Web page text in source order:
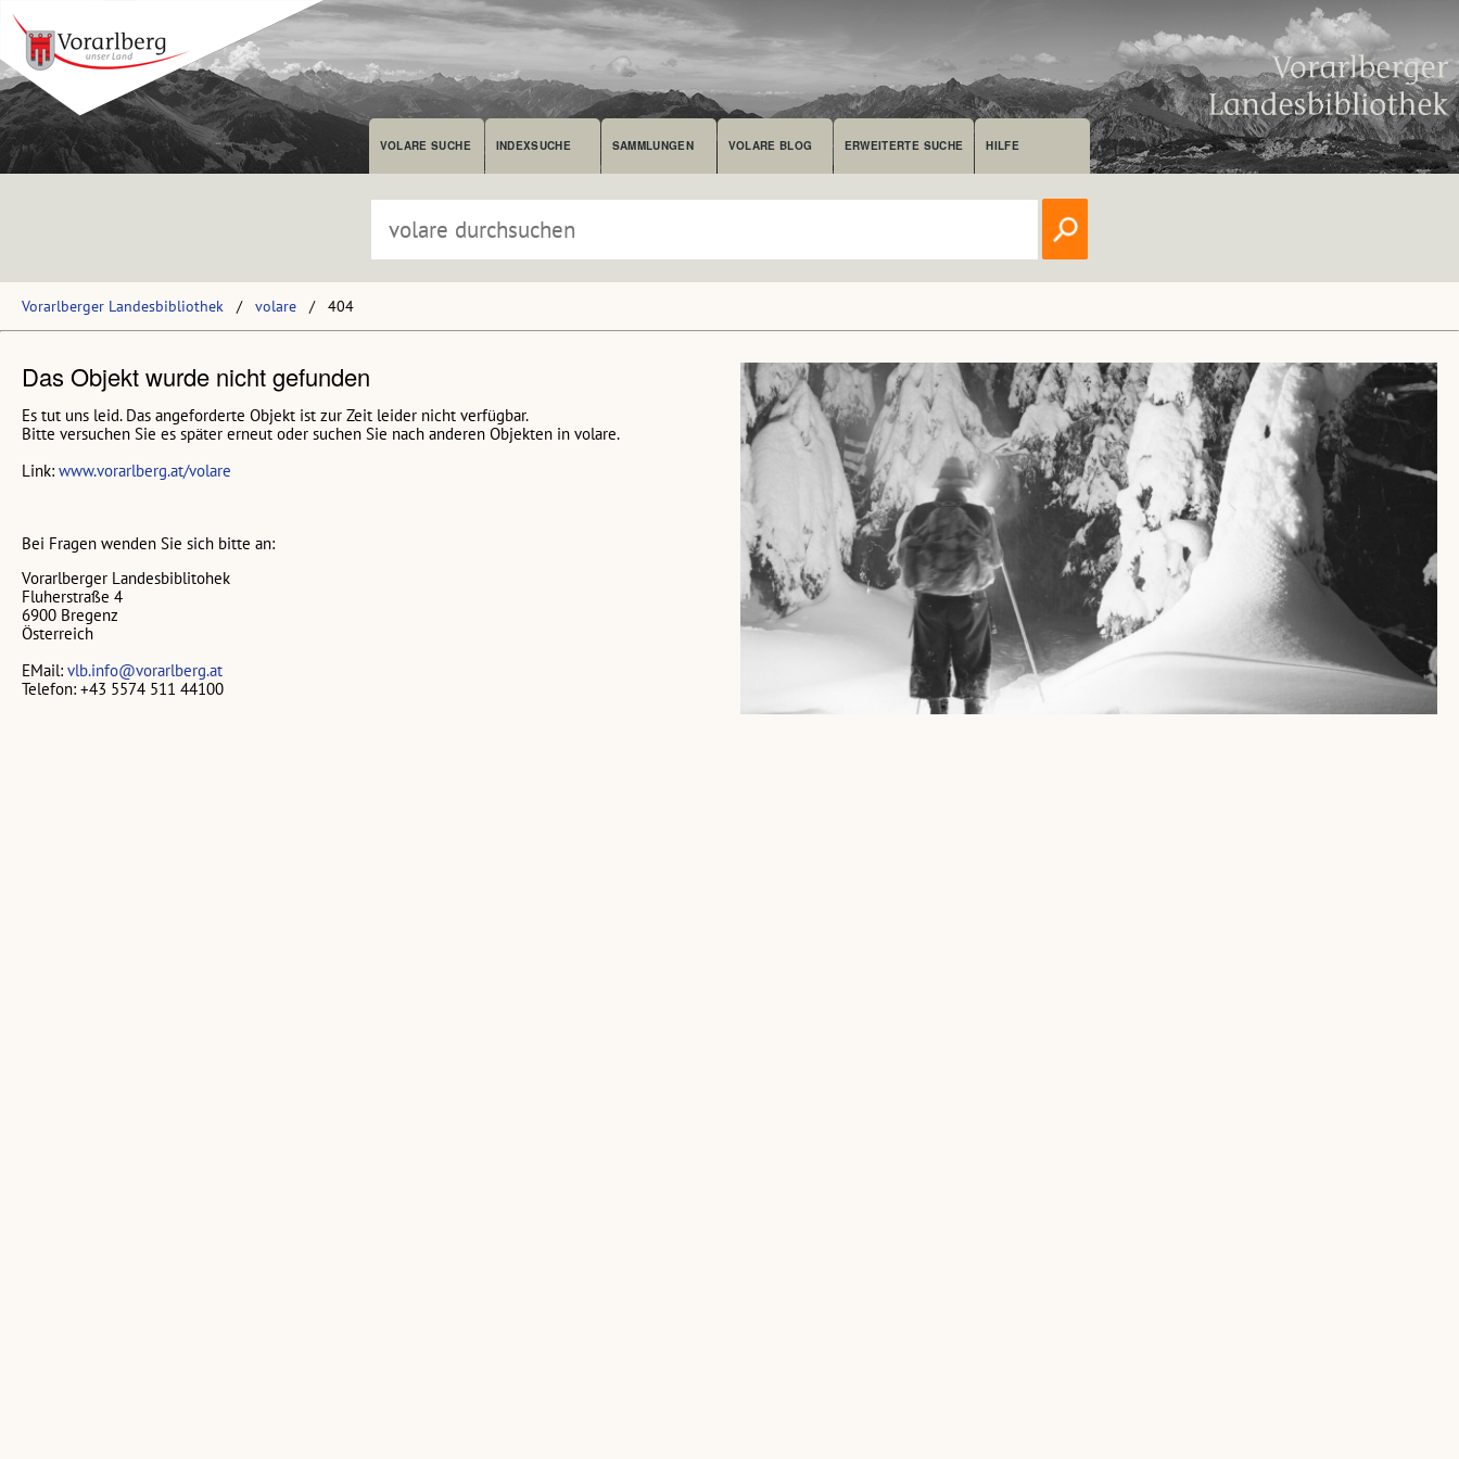
VOLARE SUCHE INDEXSUCHE SAMMLUNGEN VOLARE BLOG ERWEITERTE SUCHE HILFE
Vorarlberger Landesbibliothek volare 404
Das Objekt wurde nicht gefunden
Es tut uns leid. Das angeforderte Objekt ist zur Zeit leider nicht verfügbar.
Bitte versuchen Sie es später erneut oder suchen Sie nach anderen Objekten in volare.
Link: www.vorarlberg.at/volare
Bei Fragen wenden Sie sich bitte an:
Vorarlberger Landesbiblitohek
Fluherstraße 4
6900 Bregenz
Österreich
EMail: vlb.info@vorarlberg.at
Telefon: +43 5574 511 44100